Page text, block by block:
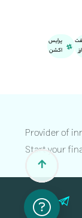
ارز
پرایس
اکشن
Provider of
Start your